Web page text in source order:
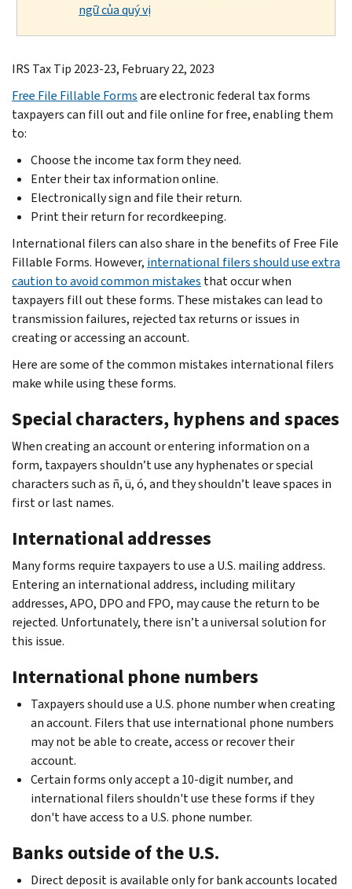
ngữ của quý vị
IRS Tax Tip 2023-23, February 22, 2023
Free File Fillable Formsare electronic federal tax forms
taxpayers can fill out and file online for free, enabling them
to:
Choose the income tax form they need.
Enter their tax information online.
Electronically sign and file their return.
Print their return for recordkeeping.
International filers can also share in the benefits of Free File
Fillable Forms. However, international filers should use extra
caution to avoid common mistakes that occur when
taxpayers fill out these forms. These mistakes can lead to
transmission failures, rejected tax returns or issues in
creating or accessing an account.
Here are some of the common mistakes international filers
make while using these forms.
Special characters, hyphens and spaces
When creating an account or entering information on a
form, taxpayers shouldn’t use any hyphenates or special
characters such as ñ, ü, ó, and they shouldn’t leave spaces in
first or last names.
International addresses
Many forms require taxpayers to use a U.S. mailing address.
Entering an international address, including military
addresses, APO, DPO and FPO, may cause the return to be
rejected. Unfortunately, there isn’t a universal solution for
this issue.
International phone numbers
Taxpayers should use a U.S. phone number when creating
an account. Filers that use international phone numbers
may not be able to create, access or recover their
account.
Certain forms only accept a 10-digit number, and
international filers shouldn't use these forms if they
don't have access to a U.S. phone number.
Banks outside of the U.S.
Direct deposit is available only for bank accounts located